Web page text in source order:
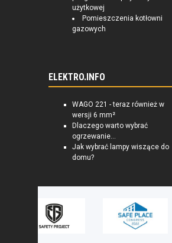
użytkowej
Pomieszczenia kotłowni
gazowych
ELEKTRO.INFO
WAGO 221 - teraz również w
wersji 6 mm²
Dlaczego warto wybrać
ogrzewanie...
Jak wybrać lampy wiszące do
domu?